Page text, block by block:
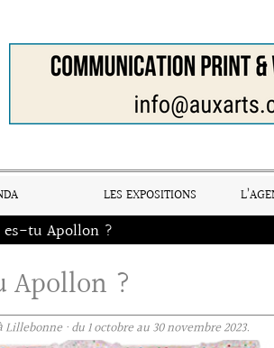
LES EXPOSITIONS
es-tu Apollon ?
Apollon ?
· du 1 octobre au 30 novembre 2023.